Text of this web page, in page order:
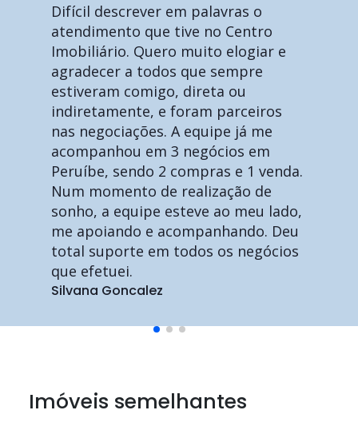
Difícil descrever em palavras o
atendimento que tive no Centro
Imobiliário. Quero muito elogiar e
agradecer a todos que sempre
estiveram comigo, direta ou
indiretamente, e foram parceiros
nas negociações. A equipe já me
acompanhou em 3 negócios em
Peruíbe, sendo 2 compras e 1 venda.
Num momento de realização de
sonho, a equipe esteve ao meu lado,
me apoiando e acompanhando. Deu
total suporte em todos os negócios
que efetuei.
Silvana Goncalez
Imóveis semelhantes